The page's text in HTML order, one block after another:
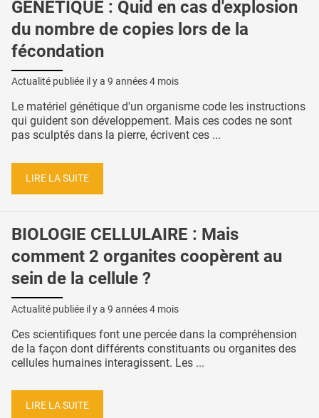
GÉNÉTIQUE : Quid en cas d'explosion
du nombre de copies lors de la
fécondation
Actualité publiée il y a 9 années 4 mois
Le matériel génétique d'un organisme code les instructions
qui guident son développement. Mais ces codes ne sont
pas sculptés dans la pierre, écrivent ces ...
LIRE LA SUITE
BIOLOGIE CELLULAIRE : Mais
comment 2 organites coopèrent au
sein de la cellule ?
Actualité publiée il y a 9 années 4 mois
Ces scientifiques font une percée dans la compréhension
de la façon dont différents constituants ou organites des
cellules humaines interagissent. Les ...
LIRE LA SUITE